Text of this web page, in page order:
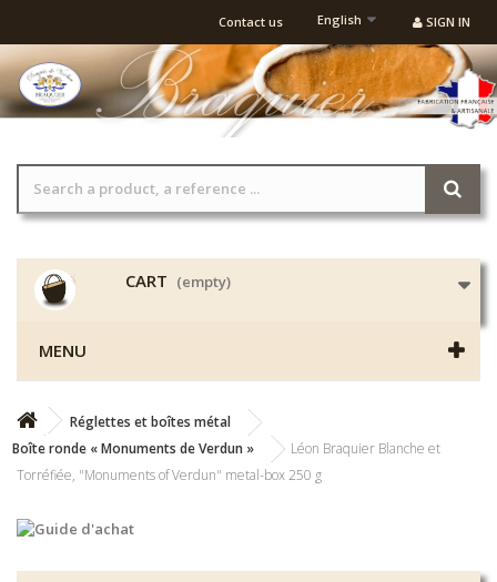
SIGN IN
English
Contact us
CART (empty)
MENU
Réglettes et boîtes métal
Boîte ronde « Monuments de Verdun »
Léon Braquier Blanche et
Torréfiée, "Monuments of Verdun" metal-box 250 g